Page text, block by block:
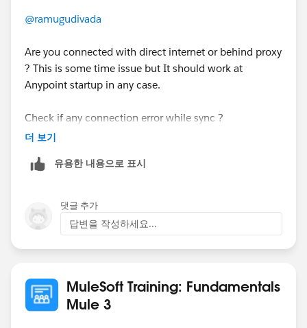
@ramugudivada
Are you connected with direct internet or behind proxy
? This is some time issue but It should work at
Anypoint startup in any case.
Check if any connection error while sync ?
더 보기
유용한 내용으로 표시
댓글 추가
답변을 작성하세요...
MuleSoft Training: Fundamentals
Mule 3